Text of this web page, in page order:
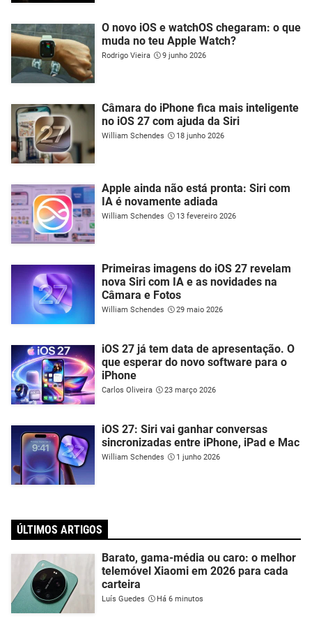
O novo iOS e watchOS chegaram: o que
muda no teu Apple Watch?
Rodrigo Vieira 9 junho 2026
Câmara do iPhone fica mais inteligente
no iOS 27 com ajuda da Siri
William Schendes 18 junho 2026
Apple ainda não está pronta: Siri com
IA é novamente adiada
William Schendes 13 fevereiro 2026
Primeiras imagens do iOS 27 revelam
nova Siri com IA e as novidades na
Câmara e Fotos
William Schendes 29 maio 2026
iOS 27 já tem data de apresentação. O
que esperar do novo software para o
iPhone
Carlos Oliveira 23 março 2026
iOS 27: Siri vai ganhar conversas
sincronizadas entre iPhone, iPad e Mac
William Schendes 1 junho 2026
ÚLTIMOS ARTIGOS
Barato, gama-média ou caro: o melhor
telemóvel Xiaomi em 2026 para cada
carteira
Luís Guedes Há 6 minutos